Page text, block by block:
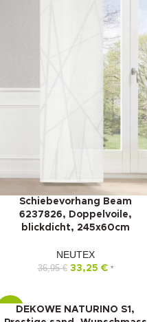
Schiebevorhang Beam
6237826, Doppelvoile,
blickdicht, 245x60cm
NEUTEX
36,95€ 33,25 € *
-15%DEKOWE NATURINO S1,